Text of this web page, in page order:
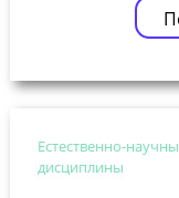
Естественно-
дисциплины